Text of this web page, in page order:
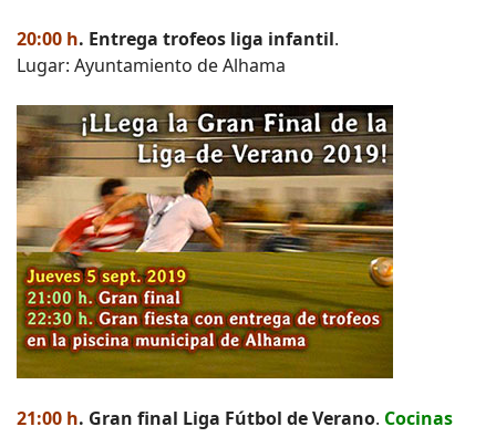
20:00 h. Entrega trofeos liga infantil.
Lugar: Ayuntamiento de Alhama
21:00 h. Gran final Liga Fútbol de Verano. Cocinas